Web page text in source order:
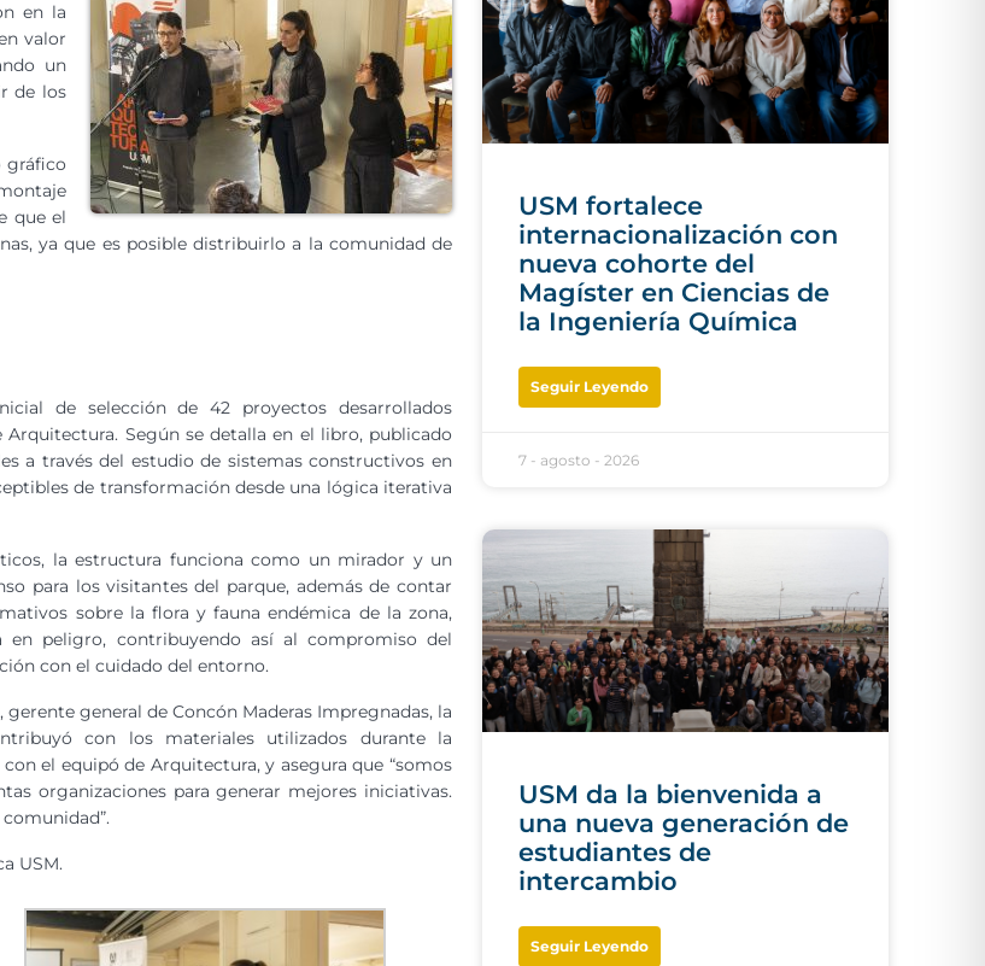
en la
valor
un
de los
gráfico
que el
ya que es posible distribuirlo a la comunidad de
de selección de 42 proyectos desarrollados
Según se detalla en el libro, publicado
a través del estudio de sistemas constructivos en
de transformación desde una lógica iterativa
la estructura funciona como un mirador y un
para los visitantes del parque, además de contar
sobre la flora y fauna endémica de la zona,
en peligro, contribuyendo así al compromiso del
con el cuidado del entorno.
gerente general de Concón Maderas Impregnadas, la
con los materiales utilizados durante la
el equipó de Arquitectura, y asegura que “somos
organizaciones para generar mejores iniciativas.
USM.
USM fortalece
internacionalización con
nueva cohorte del
Magíster en Ciencias de
la Ingeniería Química
Seguir Leyendo
7 - agosto - 2026
USM da la bienvenida a
una nueva generación de
estudiantes de
intercambio
Seguir Leyendo